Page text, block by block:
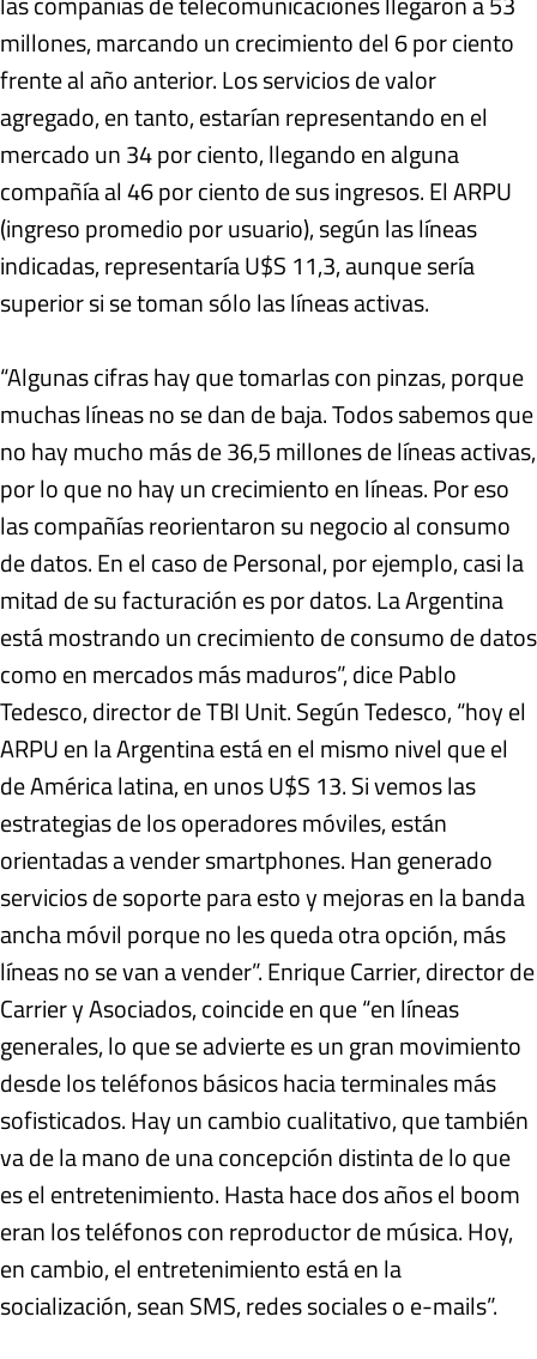
millones, marcando un crecimiento del 6 por ciento
frente al año anterior. Los servicios de valor
agregado, en tanto, estarían representando en el
mercado un 34 por ciento, llegando en alguna
compañía al 46 por ciento de sus ingresos. El ARPU
(ingreso promedio por usuario), según las líneas
indicadas, representaría U$S 11,3, aunque sería
superior si se toman sólo las líneas activas.
“Algunas cifras hay que tomarlas con pinzas, porque
muchas líneas no se dan de baja. Todos sabemos que
no hay mucho más de 36,5 millones de líneas activas,
por lo que no hay un crecimiento en líneas. Por eso
las compañías reorientaron su negocio al consumo
de datos. En el caso de Personal, por ejemplo, casi la
mitad de su facturación es por datos. La Argentina
está mostrando un crecimiento de consumo de datos
como en mercados más maduros”, dice Pablo
Tedesco, director de TBI Unit. Según Tedesco, “hoy el
ARPU en la Argentina está en el mismo nivel que el
de América latina, en unos U$S 13. Si vemos las
estrategias de los operadores móviles, están
orientadas a vender smartphones. Han generado
servicios de soporte para esto y mejoras en la banda
ancha móvil porque no les queda otra opción, más
líneas no se van a vender”. Enrique Carrier, director de
Carrier y Asociados, coincide en que “en líneas
generales, lo que se advierte es un gran movimiento
desde los teléfonos básicos hacia terminales más
sofisticados. Hay un cambio cualitativo, que también
va de la mano de una concepción distinta de lo que
es el entretenimiento. Hasta hace dos años el boom
eran los teléfonos con reproductor de música. Hoy,
en cambio, el entretenimiento está en la
socialización, sean SMS, redes sociales o e-mails”.